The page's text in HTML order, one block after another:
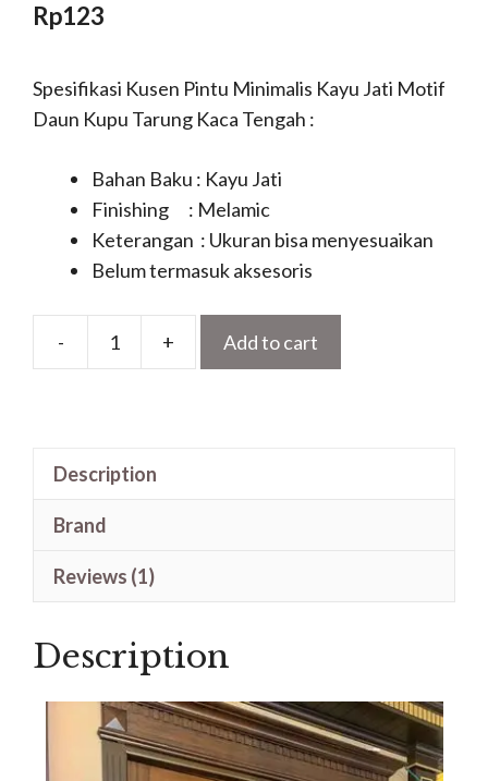
Rp123
Spesifikasi Kusen Pintu Minimalis Kayu Jati Motif
Daun Kupu Tarung Kaca Tengah :
Bahan Baku : Kayu Jati
Finishing : Melamic
Keterangan : Ukuran bisa menyesuaikan
Belum termasuk aksesoris
-
Pintu
Kaca
quantity
+ Add to cart
Description
Brand
Reviews (1)
Description